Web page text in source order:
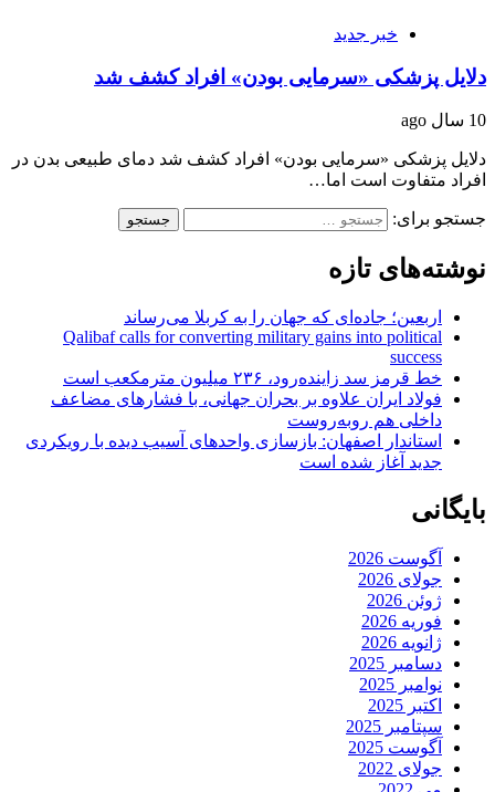
خبر جدید
دلایل پزشکی «سرمایی بودن» افراد کشف شد
10 سال ago
دلایل پزشکی «سرمایی بودن» افراد کشف شد دمای طبیعی بدن در
افراد متفاوت است اما…
جستجو برای:
نوشته‌های تازه
اربعین؛ جاده‌ای که جهان را به کربلا می‌رساند
Qalibaf calls for converting military gains into political
success
خط قرمز سد زاینده‌رود، ۲۳۶ میلیون مترمکعب است
فولاد ایران علاوه بر بحران جهانی، با فشارهای مضاعف
داخلی هم روبه‌روست
استاندار اصفهان: بازسازی واحدهای آسیب دیده با رویکردی
جدید آغاز شده است
بایگانی
آگوست 2026
جولای 2026
ژوئن 2026
فوریه 2026
ژانویه 2026
دسامبر 2025
نوامبر 2025
اکتبر 2025
سپتامبر 2025
آگوست 2025
جولای 2022